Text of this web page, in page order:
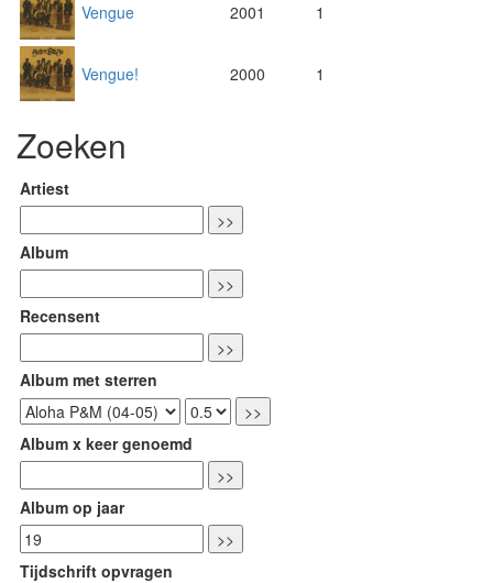
Vengue 2001 1
Vengue! 2000 1
Zoeken
Artiest
Album
Recensent
Album met sterren
Album x keer genoemd
Album op jaar
Tijdschrift opvragen